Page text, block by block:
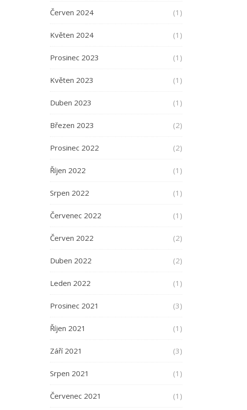
Červen 2024 (1)
Květen 2024 (1)
Prosinec 2023 (1)
Květen 2023 (1)
Duben 2023 (1)
Březen 2023 (2)
Prosinec 2022 (2)
Říjen 2022 (1)
Srpen 2022 (1)
Červenec 2022 (1)
Červen 2022 (2)
Duben 2022 (2)
Leden 2022 (1)
Prosinec 2021 (3)
Říjen 2021 (1)
Září 2021 (3)
Srpen 2021 (1)
Červenec 2021 (1)